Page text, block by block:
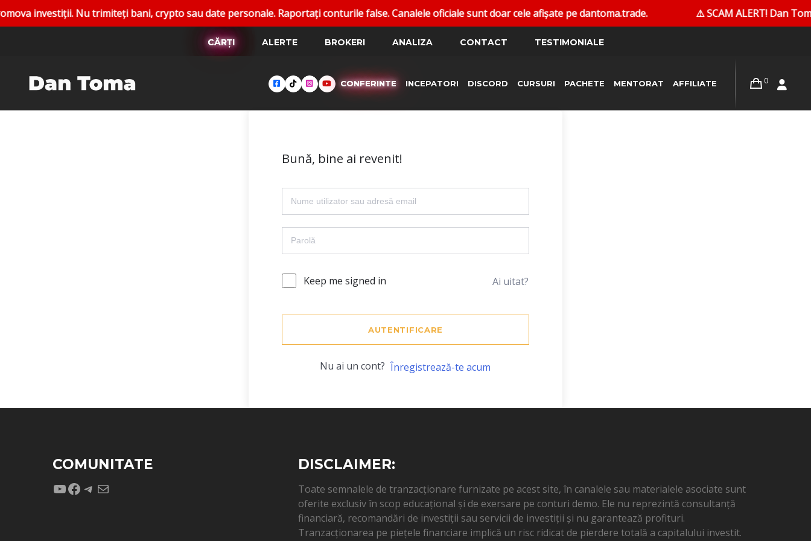
investiții. Nu trimiteți bani, crypto sau date personale. Raportați conturile false. Canalele oficiale sunt doar cele afișate pe dantoma.trade. ⚠ SCAM ALERT! Dan
CĂRȚI ALERTE BROKERI ANALIZA CONTACT TESTIMONIALE
0
CONFERINTE INCEPATORI DISCORD CURSURI PACHETE MENTORAT AFFILIATE
Bună, bine ai revenit!
Keep me signed in Ai uitat?
AUTENTIFICARE
Nu ai un cont? Înregistrează-te acum
COMUNITATE
YouTube
Facebook
Telegram
Mail
DISCLAIMER:
Toate semnalele de tranzacționare furnizate pe acest site, în canalele sau materialele asociate sunt
oferite exclusiv în scop educațional și de exersare pe conturi demo. Ele nu reprezintă consultanță
financiară, recomandări de investiții sau servicii de investiții și nu garantează profituri.
Tranzacționarea pe piețele financiare implică un risc ridicat de pierdere totală a capitalului investit.